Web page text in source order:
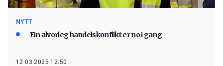
NYTT
– Ein alvorleg handelskonflikt er no i gang
12.03.2025 12:50